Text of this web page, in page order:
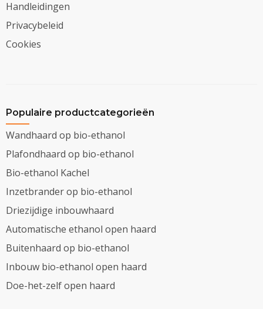
Handleidingen
Privacybeleid
Cookies
Populaire productcategorieën
Wandhaard op bio-ethanol
Plafondhaard op bio-ethanol
Bio-ethanol Kachel
Inzetbrander op bio-ethanol
Driezijdige inbouwhaard
Automatische ethanol open haard
Buitenhaard op bio-ethanol
Inbouw bio-ethanol open haard
Doe-het-zelf open haard